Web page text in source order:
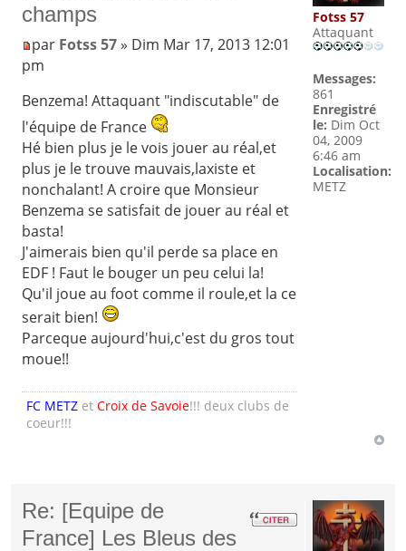
champs
par Fotss 57» Dim Mar 17, 2013 12:01
pm
Benzema! Attaquant "indiscutable" de
l'équipe de France
Hé bien plus je le vois jouer au réal,et
plus je le trouve mauvais,laxiste et
nonchalant! A croire que Monsieur
Benzema se satisfait de jouer au réal et
basta!
J'aimerais bien qu'il perde sa place en
EDF ! Faut le bouger un peu celui la!
Qu'il joue au foot comme il roule,et la ce
serait bien!
Parceque aujourd'hui,c'est du gros tout
moue!!
FC METZ etCroix de Savoie!!! deux clubs de
coeur!!!
Fotss 57
Attaquant
Messages:
861
Enregistré
le: Dim Oct
04, 2009
6:46 am
Localisation:
METZ
Re: [Equipe de
France] Les Bleus des